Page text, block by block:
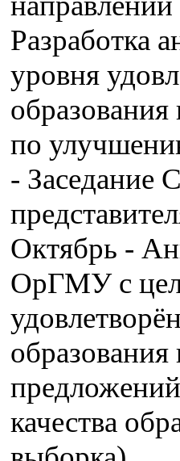
Разработка
уровня
по
- Заседание
Октябрь -
ОрГМУ с
качества